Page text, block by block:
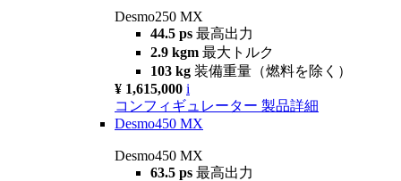
Desmo250 MX
44.5 ps 最高出力
2.9 kgm 最大トルク
103 kg 装備重量（燃料を除く）
¥ 1,615,000 i
コンフィギュレーター 製品詳細
Desmo450 MX
Desmo450 MX
63.5 ps 最高出力